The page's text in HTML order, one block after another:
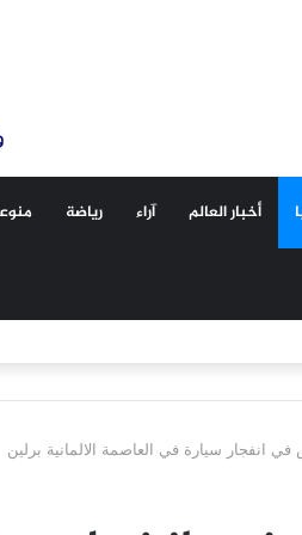
أخبار العالم آراء رياضة
انفجار سيارة في العاصمة الالمانية برلين